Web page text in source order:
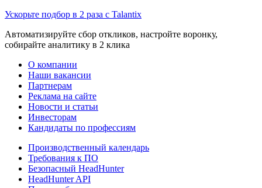
Ускорьте подбор в 2 раза с Talantix
Автоматизируйте сбор откликов, настройте воронку,
собирайте аналитику в 2 клика
О компании
Наши вакансии
Партнерам
Реклама на сайте
Новости и статьи
Инвесторам
Кандидаты по профессиям
Производственный календарь
Требования к ПО
Безопасный HeadHunter
HeadHunter API